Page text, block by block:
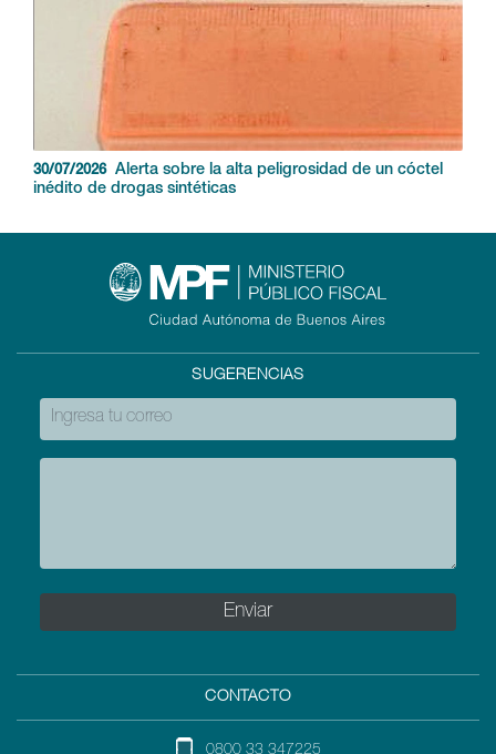
30/07/2026
Alerta sobre la alta peligrosidad de un cóctel
inédito de drogas sintéticas
SUGERENCIAS
CONTACTO